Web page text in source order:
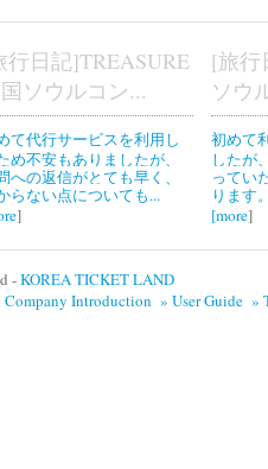
行日記]TREASURE
ソウルコン...
て代行サービスを利用し
め不安もありましたが、
への返信がとても早く、
らない点についても...
]
[旅行
ソウ
初めて
したが
ってい
ります
[more]
-KOREA TICKET LAND
Company Introduction » User Guide »